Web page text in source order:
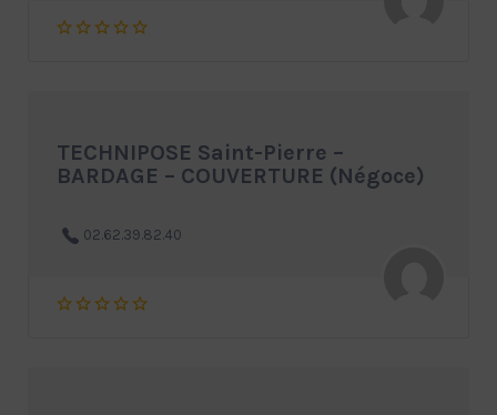
TECHNIPOSE Saint-Pierre –
BARDAGE – COUVERTURE (Négoce)
02.62.39.82.40